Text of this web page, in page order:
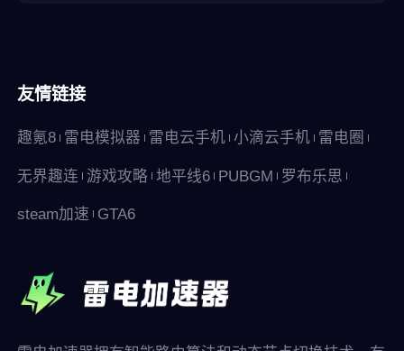
友情链接
趣氪8 雷电模拟器 雷电云手机 小滴云手机 雷电圈
无界趣连 游戏攻略 地平线6 PUBGM 罗布乐思
steam加速 GTA6